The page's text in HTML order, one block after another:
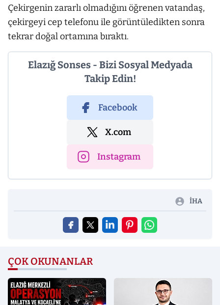
Çekirgenin zararlı olmadığını öğrenen vatandaş,
çekirgeyi cep telefonu ile görüntüledikten sonra
tekrar doğal ortamına bıraktı.
Elazığ Sonses - Bizi Sosyal Medyada
Takip Edin!
Facebook
X.com
Instagram
İHA
ÇOK OKUNANLAR